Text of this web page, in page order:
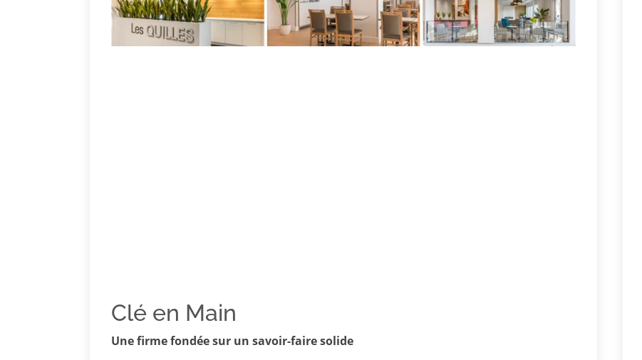
Clé en Main
Une firme fondée sur un savoir-faire solide